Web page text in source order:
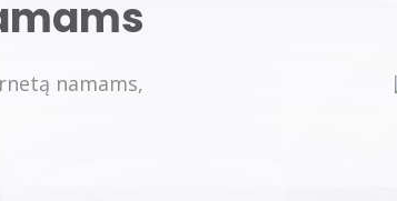
namams,